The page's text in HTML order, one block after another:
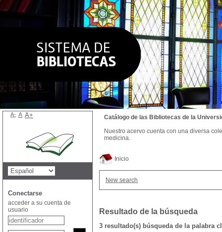
Inicio
New search
Resultado de la búsqueda
3 resultado(s) búsqueda de la palabra
Catálogo de las Bibliotecas de la
Nuestro acervo cuenta con una diversa
medicina.
A- A A+
Conectarse
acceder a su cuenta de
usuario